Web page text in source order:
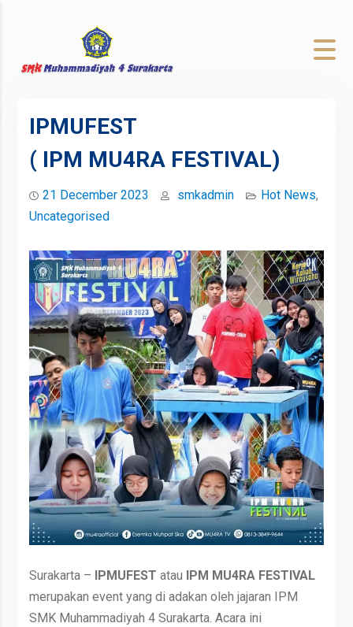
IPMUFEST
( IPM MU4RA FESTIVAL)
21 December 2023 smkadmin Hot News,
Uncategorised
Surakarta – IPMUFEST atau
IPM MU4RA FESTIVAL
merupakan event yang di adakan oleh jajaran IPM
SMK Muhammadiyah 4 Surakarta. Acara ini